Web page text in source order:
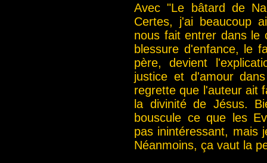
Avec "Le bâtard de
Certes, j'ai beaucoup
nous fait entrer dans le
blessure d'enfance, le
père, devient
justice et d'amour
regrette que l'auteur ait
la divinité de Jésus.
bouscule ce que les
pas inintéressant, mais
Néanmoins, ça vaut la